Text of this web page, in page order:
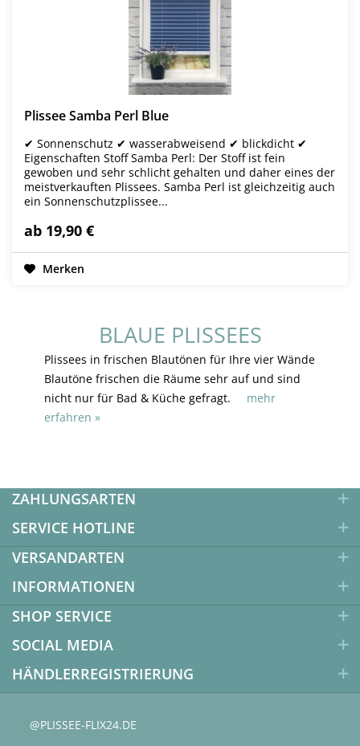
Plissee Samba Perl Blue
✔ Sonnenschutz ✔ wasserabweisend ✔ blickdicht ✔
Eigenschaften Stoff Samba Perl: Der Stoff ist fein
gewoben und sehr schlicht gehalten und daher eines der
meistverkauften Plissees. Samba Perl ist gleichzeitig auch
ein Sonnenschutzplissee...
ab 19,90 €
Merken
BLAUE PLISSEES
Plissees in frischen Blautönen für Ihre vier Wände
Blautöne frischen die Räume sehr auf und sind
nicht nur für Bad & Küche gefragt. mehr
erfahren »
ZAHLUNGSARTEN
SERVICE HOTLINE
VERSANDARTEN
INFORMATIONEN
SHOP SERVICE
SOCIAL MEDIA
HÄNDLERREGISTRIERUNG
@PLISSEE-FLIX24.DE